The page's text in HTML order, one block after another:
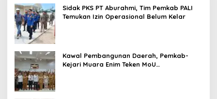
Sidak PKS PT Aburahmi, Tim Pemkab PALI
Temukan Izin Operasional Belum Kelar
Kawal Pembangunan Daerah, Pemkab-
Kejari Muara Enim Teken MoU